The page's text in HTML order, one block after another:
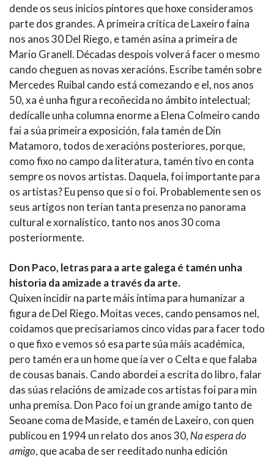
dende os seus inicios pintores que hoxe consideramos
parte dos grandes. A primeira crítica de Laxeiro faina
nos anos 30 Del Riego, e tamén asina a primeira de
Mario Granell. Décadas despois volverá facer o mesmo
cando cheguen as novas xeracións. Escribe tamén sobre
Mercedes Ruibal cando está comezando e el, nos anos
50, xa é unha figura recoñecida no ámbito intelectual;
dedícalle unha columna enorme a Elena Colmeiro cando
fai a súa primeira exposición, fala tamén de Din
Matamoro, todos de xeracións posteriores, porque,
como fixo no campo da literatura, tamén tivo en conta
sempre os novos artistas. Daquela, foi importante para
os artistas? Eu penso que si o foi. Probablemente sen os
seus artigos non terían tanta presenza no panorama
cultural e xornalístico, tanto nos anos 30 coma
posteriormente.
Don Paco, letras para a arte galega é tamén unha
historia da amizade a través da arte.
Quixen incidir na parte máis íntima para humanizar a
figura de Del Riego. Moitas veces, cando pensamos nel,
coidamos que precisariamos cinco vidas para facer todo
o que fixo e vemos só esa parte súa máis académica,
pero tamén era un home que ía ver o Celta e que falaba
de cousas banais. Cando abordei a escrita do libro, falar
das súas relacións de amizade cos artistas foi para min
unha premisa. Don Paco foi un grande amigo tanto de
Seoane coma de Maside, e tamén de Laxeiro, con quen
publicou en 1994 un relato dos anos 30, Na espera do
amigo, que acaba de ser reeditado nunha edición